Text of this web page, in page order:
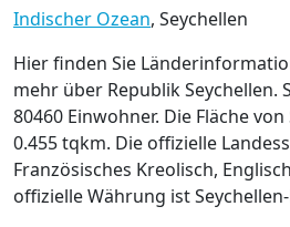
Indischer Ozean, Seychellen
Hier finden Sie
mehr über Republik Seychellen.
80460 Einwohner. Die Fläche
0.455 tqkm. Die offizielle
Französisches Kreolisch,
offizielle Währung ist